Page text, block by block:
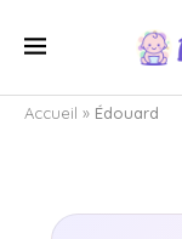
Accueil » Édouard